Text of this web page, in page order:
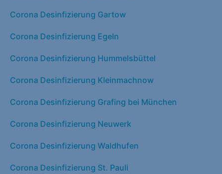
Corona Desinfizierung Gartow
Corona Desinfizierung Egeln
Corona Desinfizierung Hummelsbüttel
Corona Desinfizierung Kleinmachnow
Corona Desinfizierung Grafing bei München
Corona Desinfizierung Neuwerk
Corona Desinfizierung Waldhufen
Corona Desinfizierung St. Pauli